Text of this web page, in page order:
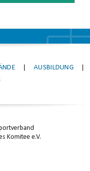
AUSBILDUNG
Komitee e.V.